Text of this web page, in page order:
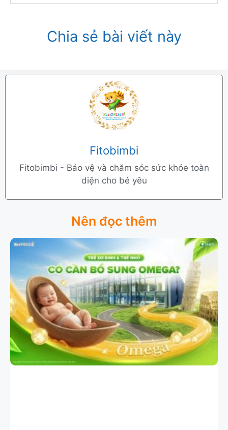
Chia sẻ bài viết này
Fitobimbi
Fitobimbi - Bảo vệ và chăm sóc sức khỏe toàn
diện cho bé yêu
Nên đọc thêm